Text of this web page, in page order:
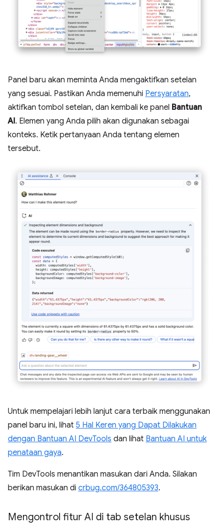
Panel baru akan meminta Anda mengaktifkan setelan
yang sesuai. Pastikan Anda memenuhi Persyaratan,
aktifkan tombol setelan, dan kembali ke panel Bantuan
AI. Elemen yang Anda pilih akan digunakan sebagai
konteks. Ketik pertanyaan Anda tentang elemen
tersebut.
Untuk mempelajari lebih lanjut cara terbaik menggunakan
panel baru ini, lihat 5 Hal Keren yang Dapat Dilakukan
dengan Bantuan AI DevTools dan lihat Bantuan AI untuk
penataan gaya.
Tim DevTools menantikan masukan dari Anda. Silakan
berikan masukan di crbug.com/364805393.
Mengontrol fitur AI di tab setelan khusus